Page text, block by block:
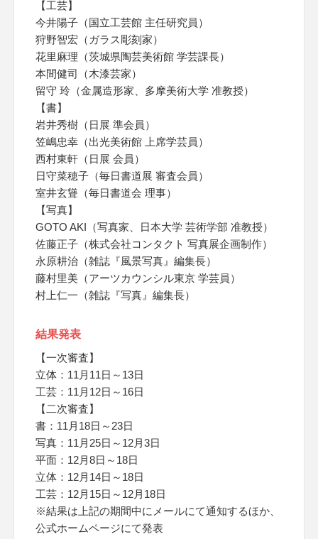
【工芸】
今井陽子（国立工芸館 主任研究員）
狩野智宏（ガラス彫刻家）
花里麻理（茨城県陶芸美術館 学芸課長）
本間健司（木漆芸家）
留守 玲（金属造形家、多摩美術大学 准教授）
【書】
岩井秀樹（日展 準会員）
笠嶋忠幸（出光美術館 上席学芸員）
西村東軒（日展 会員）
日守菜穂子（毎日書道展 審査会員）
室井玄聳（毎日書道会 理事）
【写真】
GOTO AKI（写真家、日本大学 芸術学部 准教授）
佐藤正子（株式会社コンタクト 写真展企画制作）
永原耕治（雑誌『風景写真』編集長）
藤村里美（アーツカウンシル東京 学芸員）
村上仁一（雑誌『写真』編集長）
結果発表
【一次審査】
立体：11月11日～13日
工芸：11月12日～16日
【二次審査】
書：11月18日～23日
写真：11月25日～12月3日
平面：12月8日～18日
立体：12月14日～18日
工芸：12月15日～12月18日
※結果は上記の期間中にメールにて通知するほか、
公式ホームページにて発表